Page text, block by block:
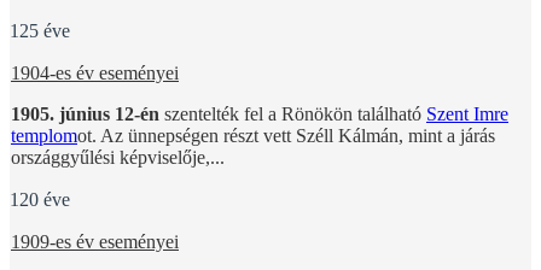
125 éve
1904-es év eseményei
1905. június 12-én szentelték fel a Rönökön található Szent Imre
templomot. Az ünnepségen részt vett Széll Kálmán, mint a járás
országgyűlési képviselője,...
120 éve
1909-es év eseményei